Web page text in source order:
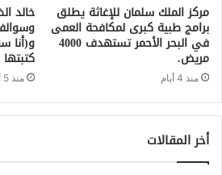
مركز الملك سلمان للإغاثة يطلق
برامج طبية كبرى لمكافحة العمى
في البحر الأحمر تستهدف 4000
مريض.
منذ 4 أيام
خالد
و(أنا
منذ 5 أيام
أخر المقالات